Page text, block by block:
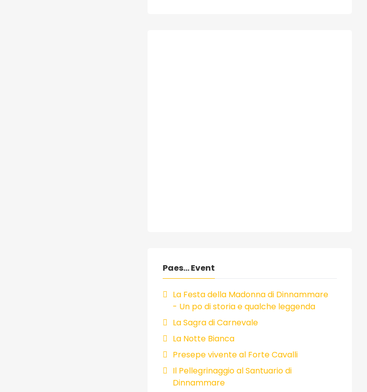
Paes... Event
La Festa della Madonna di Dinnammare
- Un po di storia e qualche leggenda
La Sagra di Carnevale
La Notte Bianca
Presepe vivente al Forte Cavalli
Il Pellegrinaggio al Santuario di
Dinnammare